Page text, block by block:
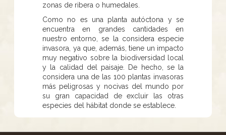
zonas de ribera o humedales.
Como no es una planta autóctona y se
encuentra en grandes cantidades en
nuestro entorno, se la considera especie
invasora, ya que, además, tiene un impacto
muy negativo sobre la biodiversidad local
y la calidad del paisaje. De hecho, se la
considera una de las 100 plantas invasoras
más peligrosas y nocivas del mundo por
su gran capacidad de excluir las otras
especies del hábitat donde se establece.